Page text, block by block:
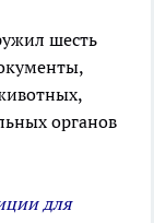
шесть
органов
для